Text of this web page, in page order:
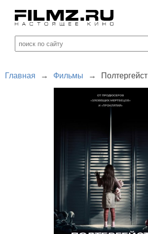
Главная → Фильмы → Полтергейст